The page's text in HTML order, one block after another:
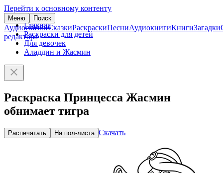
Перейти к основному контенту
Меню Поиск
АудиосказкиСказкиРаскраскиПесниАудиокнигиКнигиЗагадки
редактора
Главная
Раскраски для детей
Для девочек
Аладдин и Жасмин
Раскраска Принцесса Жасмин
обнимает тигра
Распечатать На пол-листа Скачать